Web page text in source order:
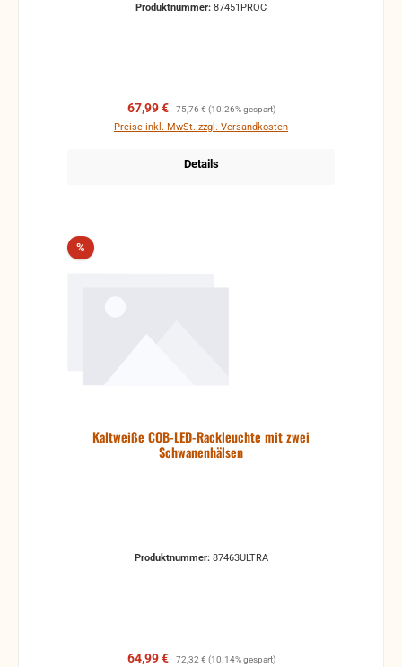
Produktnummer: 87451PROC
Verkaufspreis:
67,99 € Regulärer Preis:
75,76 € (10.26% gespart)
Preise inkl. MwSt. zzgl. Versandkosten
Details
%Rabatt
Kaltweiße COB-LED-Rackleuchte mit zwei
Schwanenhälsen
Produktnummer: 87463ULTRA
Verkaufspreis:
64,99 € Regulärer Preis:
72,32 € (10.14% gespart)